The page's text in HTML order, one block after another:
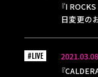
『I
日変更の
2021.03.08
『
#LIVE